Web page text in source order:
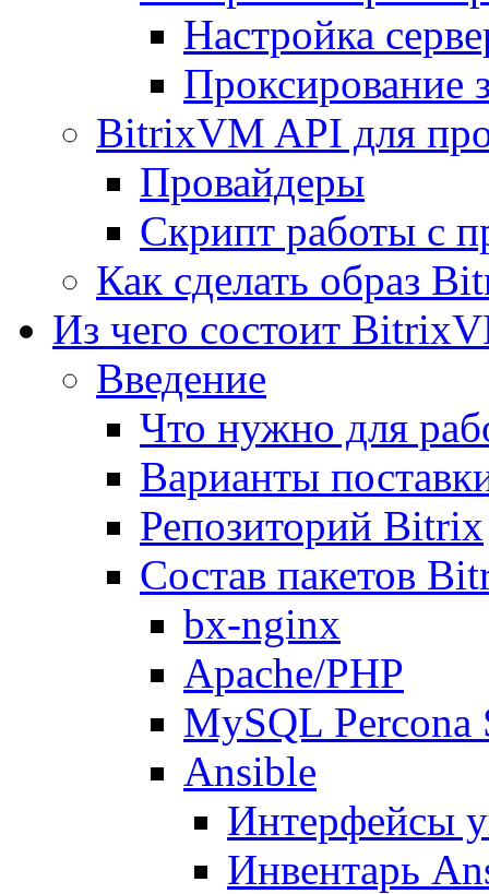
Настройка
Проксирование
BitrixVM API для
Провайдеры
Скрипт работы с
Как сделать образ
Из чего состоит
Введение
Что нужно для
Варианты
Репозиторий Bitrix
Состав пакетов
bx-nginx
Apache/PHP
MySQL Percona
Ansible
Интерфейсы
Инвентарь